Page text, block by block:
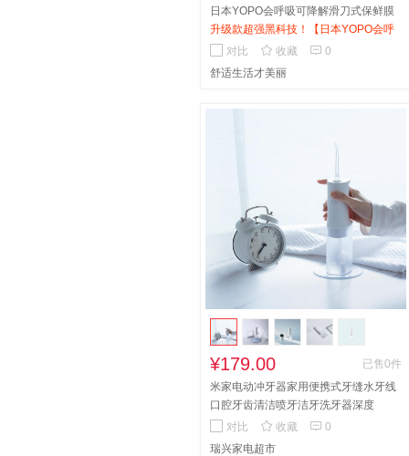
日本YOPO会呼吸可降解滑刀式保鲜膜
升级款超强黑科技！【日本YOPO会呼
吸可降解滑刀式保鲜膜】划刀式保鲜膜
切割器食品专用盒，一卷足足300米！
对比  收藏  0
舒适生活才美丽
¥179.00
已售0件
米家电动冲牙器家用便携式牙缝水牙线
口腔牙齿清洁喷牙洁牙洗牙器深度
对比
 收藏  0
瑞兴家电超市